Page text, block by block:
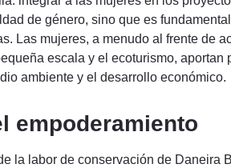
de género, sino que es
Las mujeres, a menudo al frente de
escala y el ecoturismo, aportan
ambiente y el desarrollo económico.
empoderamiento
la labor de conservación de Daneira